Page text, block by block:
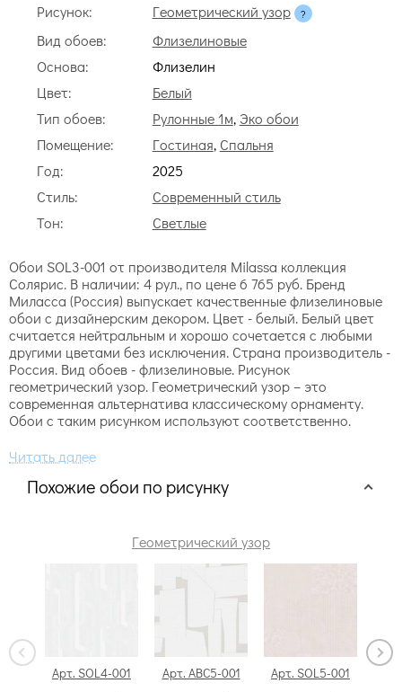
Рисунок:
Геометрический узор
Вид обоев:
Флизелиновые
Основа:
Флизелин
Цвет:
Белый
Тип обоев:
Рулонные 1м, Эко обои
Помещение:
Гостиная, Спальня
Год:
2025
Стиль:
Современный стиль
Тон:
Светлые
Обои SOL3-001 от производителя Milassa коллекция
Солярис. В наличии: 4 рул., по цене 6 765 руб. Бренд
Миласса (Россия) выпускает качественные флизелиновые
обои с дизайнерским декором. Цвет - белый. Белый цвет
считается нейтральным и хорошо сочетается с любыми
другими цветами без исключения. Страна производитель -
Россия. Вид обоев - флизелиновые. Рисунок
геометрический узор. Геометрический узор – это
современная альтернатива классическому орнаменту.
Обои с таким рисунком используют соответственно.
Похожие обои по рисунку
Геометрический узор
Арт. SOL4-001 Арт. ABC5-001 Арт. SOL5-001